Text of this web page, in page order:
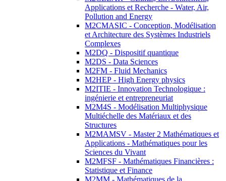
Applications et Recherche - Water, Air,
Pollution and Energy
M2CMASIC - Conception, Modélisation
et Architecture des Systèmes Industriels
Complexes
M2DQ - Dispositif quantique
M2DS - Data Sciences
M2FM - Fluid Mechanics
M2HEP - High Energy physics
M2ITIE - Innovation Technologique :
ingénierie et entrepreneuriat
M2M4S - Modélisation Multiphysique
Multiéchelle des Matériaux et des
Structures
M2MAMSV - Master 2 Mathématiques et
Applications - Mathématiques pour les
Sciences du Vivant
M2MFSF - Mathématiques Financières :
Statistique et Finance
M2MM - Mathématiques de la